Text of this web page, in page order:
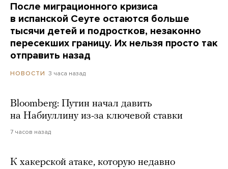
После миграционного кризиса
в испанской Сеуте остаются больше
тысячи детей и подростков, незаконно
пересекших границу. Их нельзя просто так
отправить назад
НОВОСТИ 3 часа назад
Bloomberg: Путин начал давить
на Набиуллину из-за ключевой ставки
7 часов назад
К хакерской атаке, которую недавно